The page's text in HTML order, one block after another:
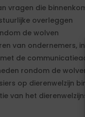
vragen die
overleggen
de wolven
van ondernemers,
de
rondom de
op dierenwelzijn
van het